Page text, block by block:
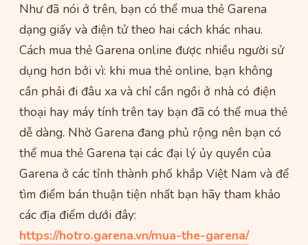
Như đã nói ở trên, bạn có thể mua thẻ Garena
dạng giấy và điện tử theo hai cách khác nhau.
Cách mua thẻ Garena online được nhiều người sử
dụng hơn bởi vì: khi mua thẻ online, bạn không
cần phải đi đâu xa và chỉ cần ngồi ở nhà có điện
thoại hay máy tính trên tay bạn đã có thể mua thẻ
dễ dàng. Nhờ Garena đang phủ rộng nên bạn có
thể mua thẻ Garena tại các đại lý ủy quyền của
Garena ở các tỉnh thành phố khắp Việt Nam và để
tìm điểm bán thuận tiện nhất bạn hãy tham khảo
các địa điểm dưới đây:
https://hotro.garena.vn/mua-the-garena/